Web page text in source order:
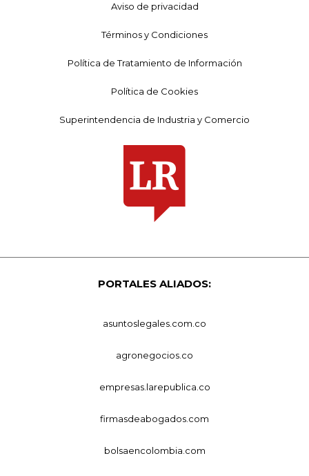
Aviso de privacidad
Términos y Condiciones
Política de Tratamiento de Información
Política de Cookies
Superintendencia de Industria y Comercio
PORTALES ALIADOS:
asuntoslegales.com.co
agronegocios.co
empresas.larepublica.co
firmasdeabogados.com
bolsaencolombia.com